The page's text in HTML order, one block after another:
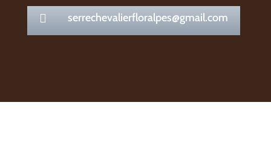
 serrechevalierfloralpes@gmail.com